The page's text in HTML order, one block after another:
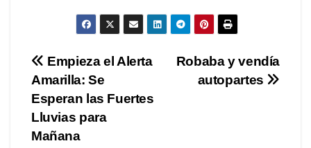
Navegación
de
entradas
Robaba y vendía
autopartes
Empieza el Alerta
Amarilla: Se
Esperan las Fuertes
Lluvias para
Mañana